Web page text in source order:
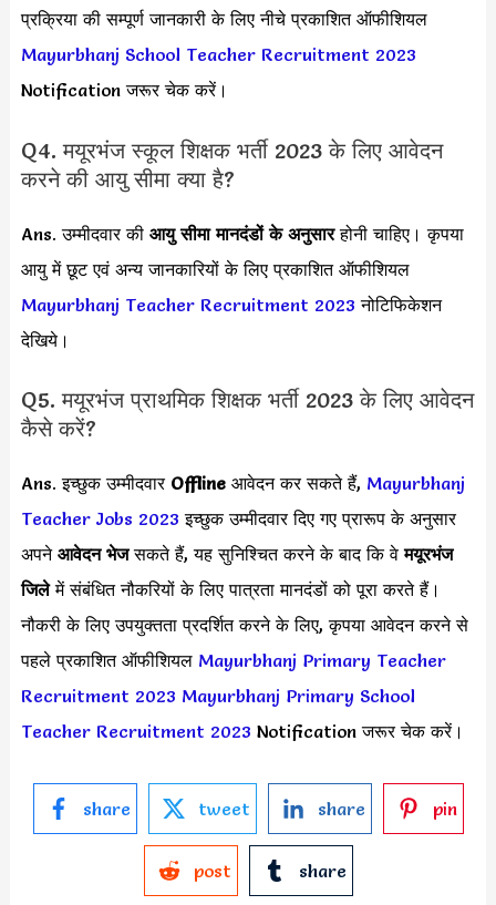
प्रक्रिया की सम्पूर्ण जानकारी के लिए नीचे प्रकाशित ऑफीशियल
Mayurbhanj School Teacher Recruitment 2023
Notification जरूर चेक करें।
Q4. मयूरभंज स्कूल शिक्षक भर्ती 2023 के लिए आवेदन
करने की आयु सीमा क्या है?
Ans. उम्मीदवार की आयु सीमा मानदंडों के अनुसारहोनी चाहिए। कृपया
आयु में छूट एवं अन्य जानकारियों के लिए प्रकाशित ऑफीशियल
Mayurbhanj Teacher Recruitment 2023 नोटिफिकेशन
देखिये।
Q5. मयूरभंज प्राथमिक शिक्षक भर्ती 2023 के लिए आवेदन
कैसे करें?
Ans. इच्छुक उम्मीदवार Offline आवेदन कर सकते हैं, Mayurbhanj
Teacher Jobs 2023 इच्छुक उम्मीदवार दिए गए प्रारूप के अनुसार
अपने आवेदन भेजसकते हैं, यह सुनिश्चित करने के बाद कि वेमयूरभंज
जिलेमें संबंधित नौकरियों के लिए पात्रता मानदंडों को पूरा करते हैं।
नौकरी के लिए उपयुक्तता प्रदर्शित करने के लिए, कृपया आवेदन करने से
पहले प्रकाशित ऑफीशियल Mayurbhanj Primary Teacher
Recruitment 2023 Mayurbhanj Primary School
Teacher Recruitment 2023 Notification जरूर चेक करें।
share tweet share pin
post share